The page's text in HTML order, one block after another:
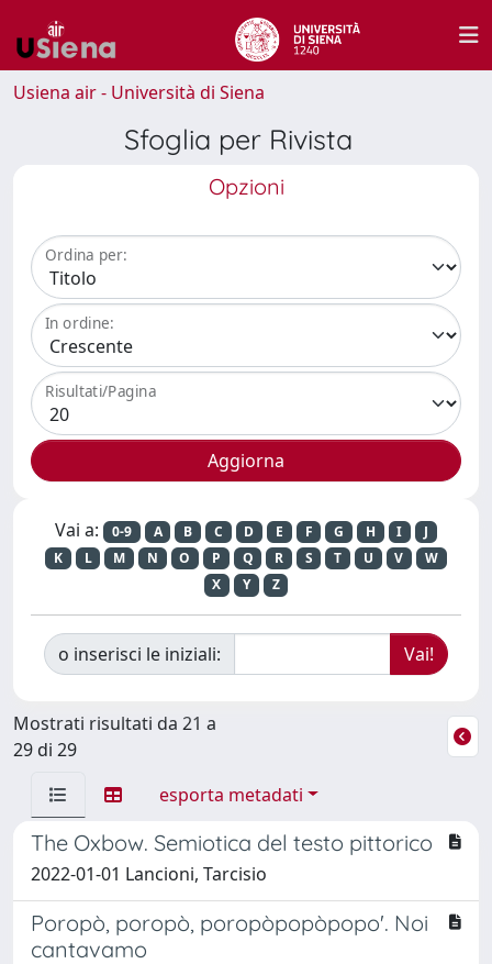
Usiena air - Università di Siena
Sfoglia per Rivista
Opzioni
Ordina per:
In ordine:
Risultati/Pagina
Vai a: 0-9 A B C D E F G H I
J
K
L M N O P Q R S T U V
W
X
Y Z
o inserisci le iniziali:
Mostrati risultati da 21 a
29 di 29
esporta metadati
The Oxbow. Semiotica del testo pittorico
2022-01-01 Lancioni, Tarcisio
Poropò, poropò, poropòpopòpopo'. Noi
cantavamo